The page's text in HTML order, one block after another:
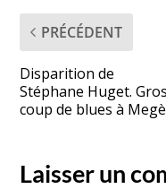
PRÉCÉDENT
Disparition de
Stéphane Huget. Gros
coup de blues à
Laisser un